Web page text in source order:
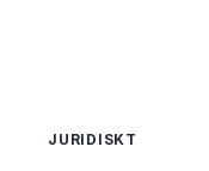
JURIDISKT